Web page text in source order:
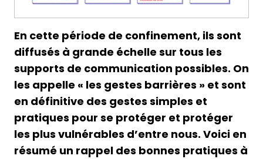
En cette période de confinement, ils sont
diffusés à grande échelle sur tous les
supports de communication possibles. On
les appelle « les gestes barrières » et sont
en définitive des gestes simples et
pratiques pour se protéger et protéger
les plus vulnérables d’entre nous. Voici en
résumé un rappel des bonnes pratiques à